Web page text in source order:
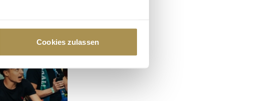
Sie Ihre Präferenzen im
Medien anbieten zu können
zu Ihrer Verwendung unserer
Cookies zulassen